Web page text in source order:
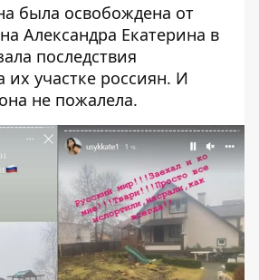
была освобождена от
Александра Екатерина в
последствия
участке россиян. И
не пожалела.